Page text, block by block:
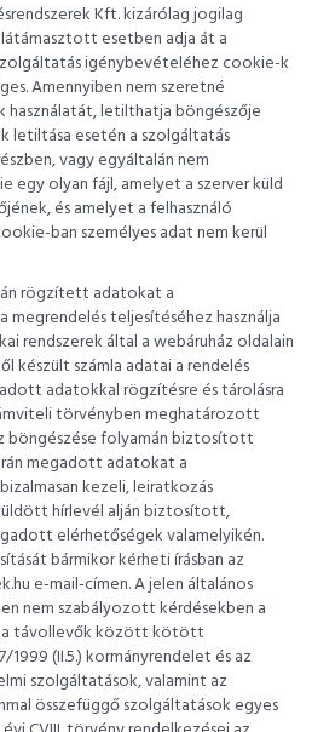
Kft. kizárólag jogilag
esetben adja át a
igénybevételéhez cookie-k
Amennyiben nem szeretné
letilthatja böngészője
letiltása esetén a szolgáltatás
vagy egyáltalán nem
egy olyan fájl, amelyet a szerver küld
és amelyet a felhasználó
ban személyes adat nem kerül
rögzített adatokat a
megrendelés teljesítéséhez használja
rendszerek által a webáruház oldalain
készült számla adatai a rendelés
adatokkal rögzítésre és tárolásra
törvényben meghatározott
böngészése folyamán biztosított
megadott adatokat a
kezeli, leiratkozás
hírlevél alján biztosított,
elérhetőségek valamelyikén.
bármikor kérheti írásban az
e-mail-címen. A jelen általános
nem szabályozott kérdésekben a
a távollevők között kötött
1999 (II.5.) kormányrendelet és az
szolgáltatások, valamint az
összefüggő szolgáltatások egyes